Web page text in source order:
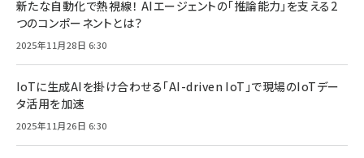
新たな自動化で熱視線！ AIエージェントの「推論能力」を支える2
つのコンポーネントとは？
2025年11月28日 6:30
IoTに生成AIを掛け合わせる「AI-driven IoT」で現場のIoTデー
タ活用を加速
2025年11月26日 6:30